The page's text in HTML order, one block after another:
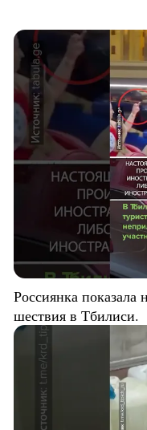
Россиянка
шествия в Тбилиси.